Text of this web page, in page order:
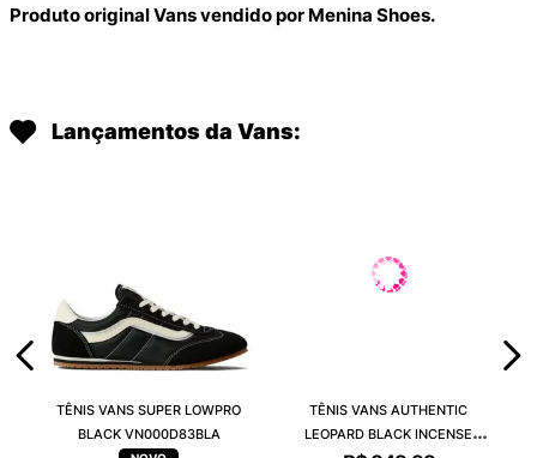
Produto original Vans vendido por Menina Shoes.
Lançamentos da Vans:
TÊNIS VANS SUPER LOWPRO
BLACK VN000D83BLA
TÊNIS VANS AUTHENTIC
LEOPARD BLACK INCENSE